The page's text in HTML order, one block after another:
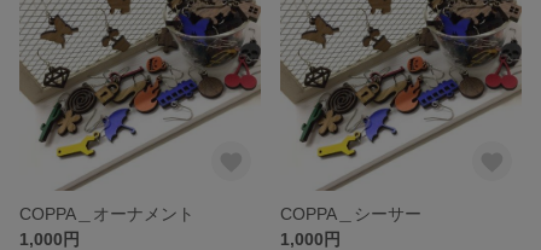
COPPA＿オーナメント
1,000円
COPPA＿シーサー
1,000円